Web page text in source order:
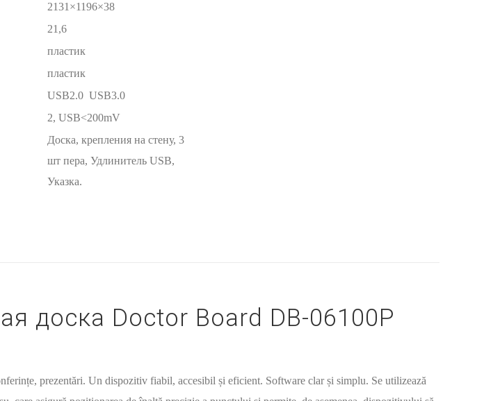
2131×1196×38
21,6
пластик
пластик
USB2.0 USB3.0
2, USB<200mV
Доска, крепления на стену, 3
шт пера, Удлинитель USB,
Указка.
доска Doctor Board DB-06100P
prezentări. Un dispozitiv fiabil, accesibil și eficient. Software clar și simplu. Se utilizează